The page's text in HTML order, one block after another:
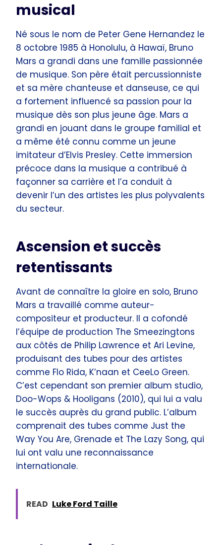
musical
Né sous le nom de Peter Gene Hernandez le
8 octobre 1985 à Honolulu, à Hawaï, Bruno
Mars a grandi dans une famille passionnée
de musique. Son père était percussionniste
et sa mère chanteuse et danseuse, ce qui
a fortement influencé sa passion pour la
musique dès son plus jeune âge. Mars a
grandi en jouant dans le groupe familial et
a même été connu comme un jeune
imitateur d’Elvis Presley. Cette immersion
précoce dans la musique a contribué à
façonner sa carrière et l’a conduit à
devenir l’un des artistes les plus polyvalents
du secteur.
Ascension et succès
retentissants
Avant de connaître la gloire en solo, Bruno
Mars a travaillé comme auteur-
compositeur et producteur. Il a cofondé
l’équipe de production The Smeezingtons
aux côtés de Philip Lawrence et Ari Levine,
produisant des tubes pour des artistes
comme Flo Rida, K’naan et CeeLo Green.
C’est cependant son premier album studio,
Doo-Wops & Hooligans (2010), qui lui a valu
le succès auprès du grand public. L’album
comprenait des tubes comme Just the
Way You Are, Grenade et The Lazy Song, qui
lui ont valu une reconnaissance
internationale.
READ Luke Ford Taille